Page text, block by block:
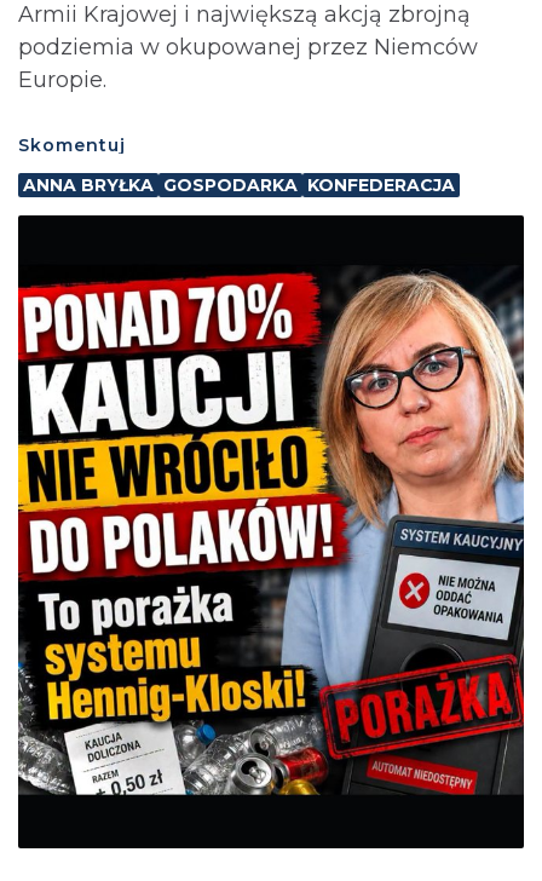
Armii Krajowej i największą akcją zbrojną
podziemia w okupowanej przez Niemców
Europie.
Skomentuj
ANNA BRYŁKA GOSPODARKA KONFEDERACJA